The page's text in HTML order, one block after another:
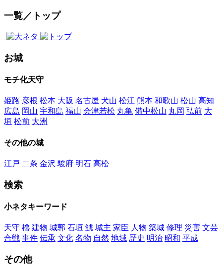
一覧／トップ
お城
モチ化天守
姫路 彦根 松本 大阪 名古屋 犬山 松江 熊本 和歌山 松山 高知
広島 岡山 宇和島 福山 会津若松 丸亀 備中松山 丸岡 弘前 大
垣 松前 大洲
その他の城
江戸 二条 金沢 駿府 明石 高松
検索
小ネタキーワード
天守 櫓 建物 城郭 石垣 鯱 城主 家臣 人物 築城 修理 災害 文芸
合戦 事件 伝承 文化 名物 自然 地域 歴史 明治 昭和 平成
その他